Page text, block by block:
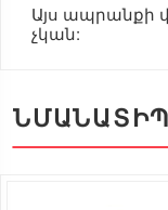
Այս ապրանքի
չկան: